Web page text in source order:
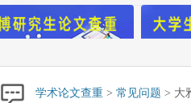
学术论文查重 > 常见问题 > 大